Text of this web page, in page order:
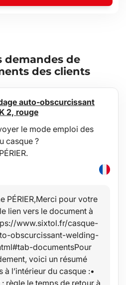
demandes de
des clients
auto-obscurcissant
2, rouge
le mode emploi des
casque ?
PÉRIER,Merci pour votre
lien vers le document à
www.sixtol.fr/casque-
obscurcissant-welding-
documentsPour
voici un résumé
à l’intérieur du casque :•
: règle le temps de retour à